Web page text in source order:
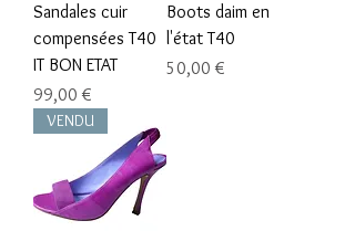
Sandales cuir
compensées T40
IT BON ETAT
Prix
99,00 €
Boots daim en
l'état T40
Prix
50,00 €
VENDU